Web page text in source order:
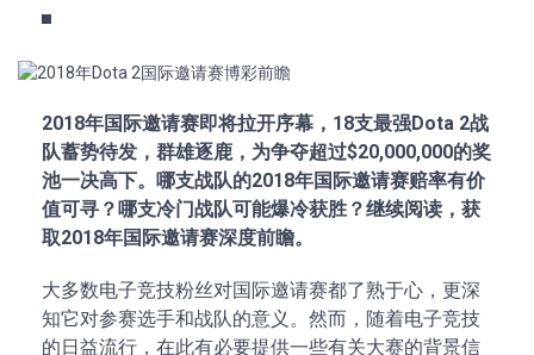
2018年国际邀请赛即将拉开序幕，18支最强Dota 2战
队蓄势待发，群雄逐鹿，为争夺超过$20,000,000的奖
池一决高下。哪支战队的2018年国际邀请赛赔率有价
值可寻？哪支冷门战队可能爆冷获胜？继续阅读，获
取2018年国际邀请赛深度前瞻。
大多数电子竞技粉丝对国际邀请赛都了熟于心，更深
知它对参赛选手和战队的意义。然而，随着电子竞技
的日益流行，在此有必要提供一些有关大赛的背景信